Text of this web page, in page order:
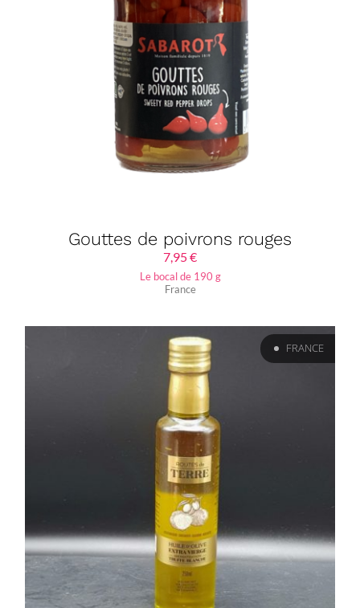
Gouttes de poivrons rouges
7,95€
Le bocal de 190 g
France
FRANCE